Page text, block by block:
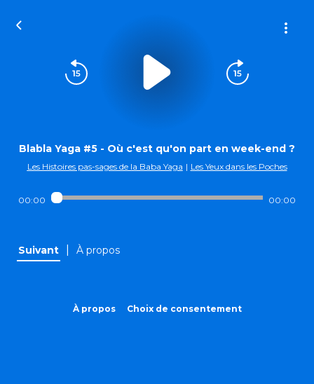
Blabla Yaga #5 - Où c'est qu'on part en week-end ?
Les Histoires pas-sages de la Baba Yaga | Les Yeux dans les Poches
00:00 00:00
Suivant À propos
À propos Choix de consentement